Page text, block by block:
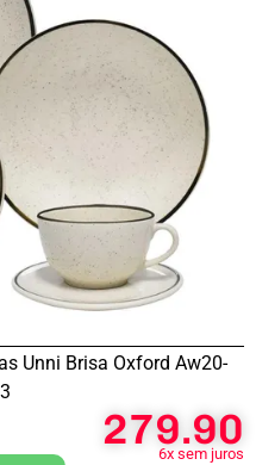
Unni Brisa Oxford Aw20-
279.90
6x sem juros